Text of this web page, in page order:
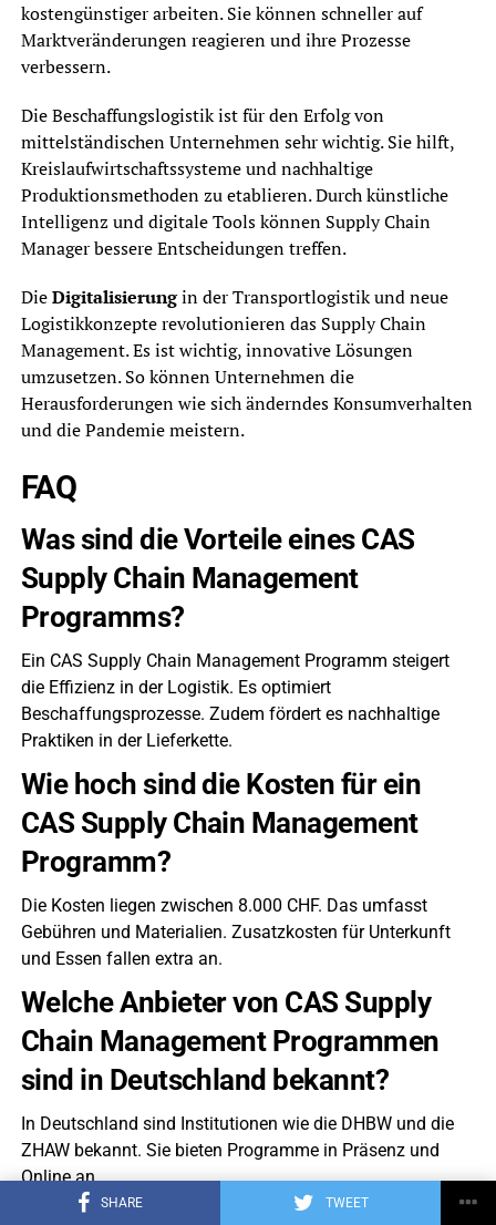
SHARE TWEET
kostengünstiger arbeiten. Sie können schneller auf
Marktveränderungen reagieren und ihre Prozesse
verbessern.
Die Beschaffungslogistik ist für den Erfolg von
mittelständischen Unternehmen sehr wichtig. Sie hilft,
Kreislaufwirtschaftssysteme und nachhaltige
Produktionsmethoden zu etablieren. Durch künstliche
Intelligenz und digitale Tools können Supply Chain
Manager bessere Entscheidungen treffen.
DieDigitalisierungin der Transportlogistik und neue
Logistikkonzepte revolutionieren das Supply Chain
Management. Es ist wichtig, innovative Lösungen
umzusetzen. So können Unternehmen die
Herausforderungen wie sich änderndes Konsumverhalten
und die Pandemie meistern.
FAQ
Was sind die Vorteile eines CAS
Supply Chain Management
Programms?
Ein CAS Supply Chain Management Programm steigert
die Effizienz in der Logistik. Es optimiert
Beschaffungsprozesse. Zudem fördert es nachhaltige
Praktiken in der Lieferkette.
Wie hoch sind die Kosten für ein
CAS Supply Chain Management
Programm?
Die Kosten liegen zwischen 8.000 CHF. Das umfasst
Gebühren und Materialien. Zusatzkosten für Unterkunft
und Essen fallen extra an.
Welche Anbieter von CAS Supply
Chain Management Programmen
sind in Deutschland bekannt?
In Deutschland sind Institutionen wie die DHBW und die
ZHAW bekannt. Sie bieten Programme in Präsenz und
Online an.